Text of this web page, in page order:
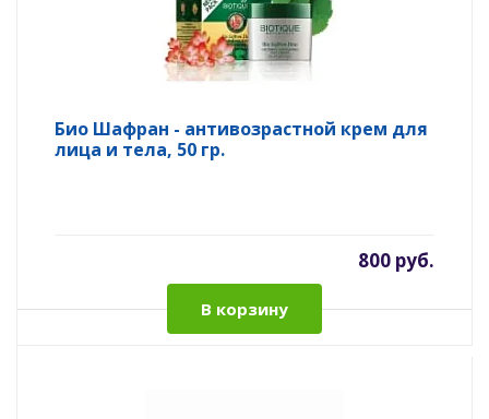
Био Шафран - антивозрастной крем для
лица и тела, 50 гр.
800 руб.
В корзину